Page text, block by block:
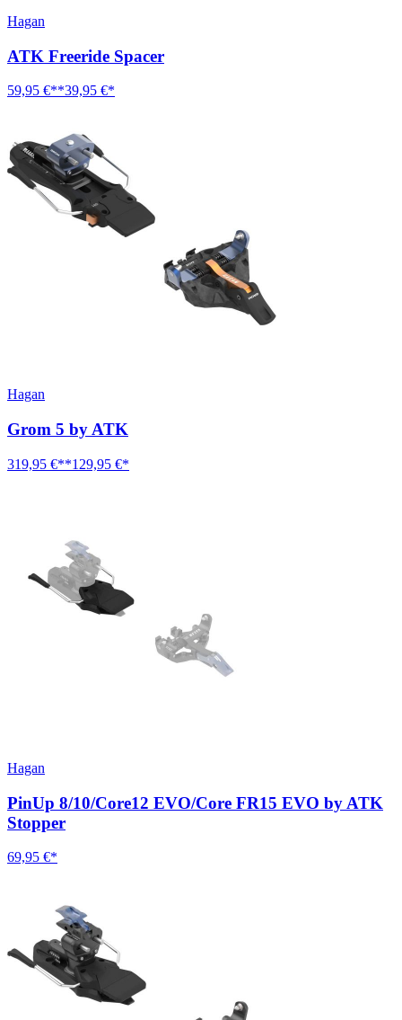
Hagan
ATK Freeride Spacer
59,95 €**39,95 €*
Hagan
Grom 5 by ATK
319,95 €**129,95 €*
Hagan
PinUp 8/10/Core12 EVO/Core FR15 EVO by ATK
Stopper
69,95 €*